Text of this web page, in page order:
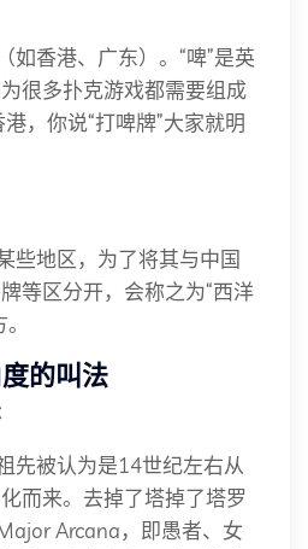
（如香港、广东）。“啤”是英
很多扑克游戏都需要组成
，你说“打啤牌”大家就明
些地区，为了将其与中国
等区分开，会称之为“西洋
的叫法
先被认为是14世纪左右从
而来。去掉了塔掉了塔罗
Arcana，即愚者、女